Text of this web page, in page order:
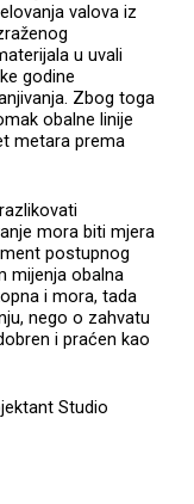
valova iz
u uvali
godine
Zbog toga
obalne linije
metara prema
mora biti mjera
postupnog
mijenja obalna
i mora, tada
nego o zahvatu
i praćen kao
Studio